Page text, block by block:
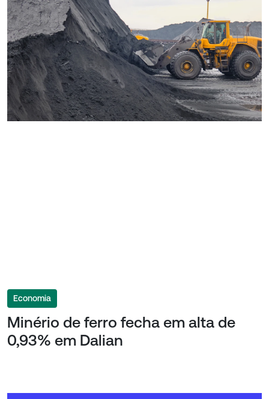
Economia
Minério de ferro fecha em alta de
0,93% em Dalian